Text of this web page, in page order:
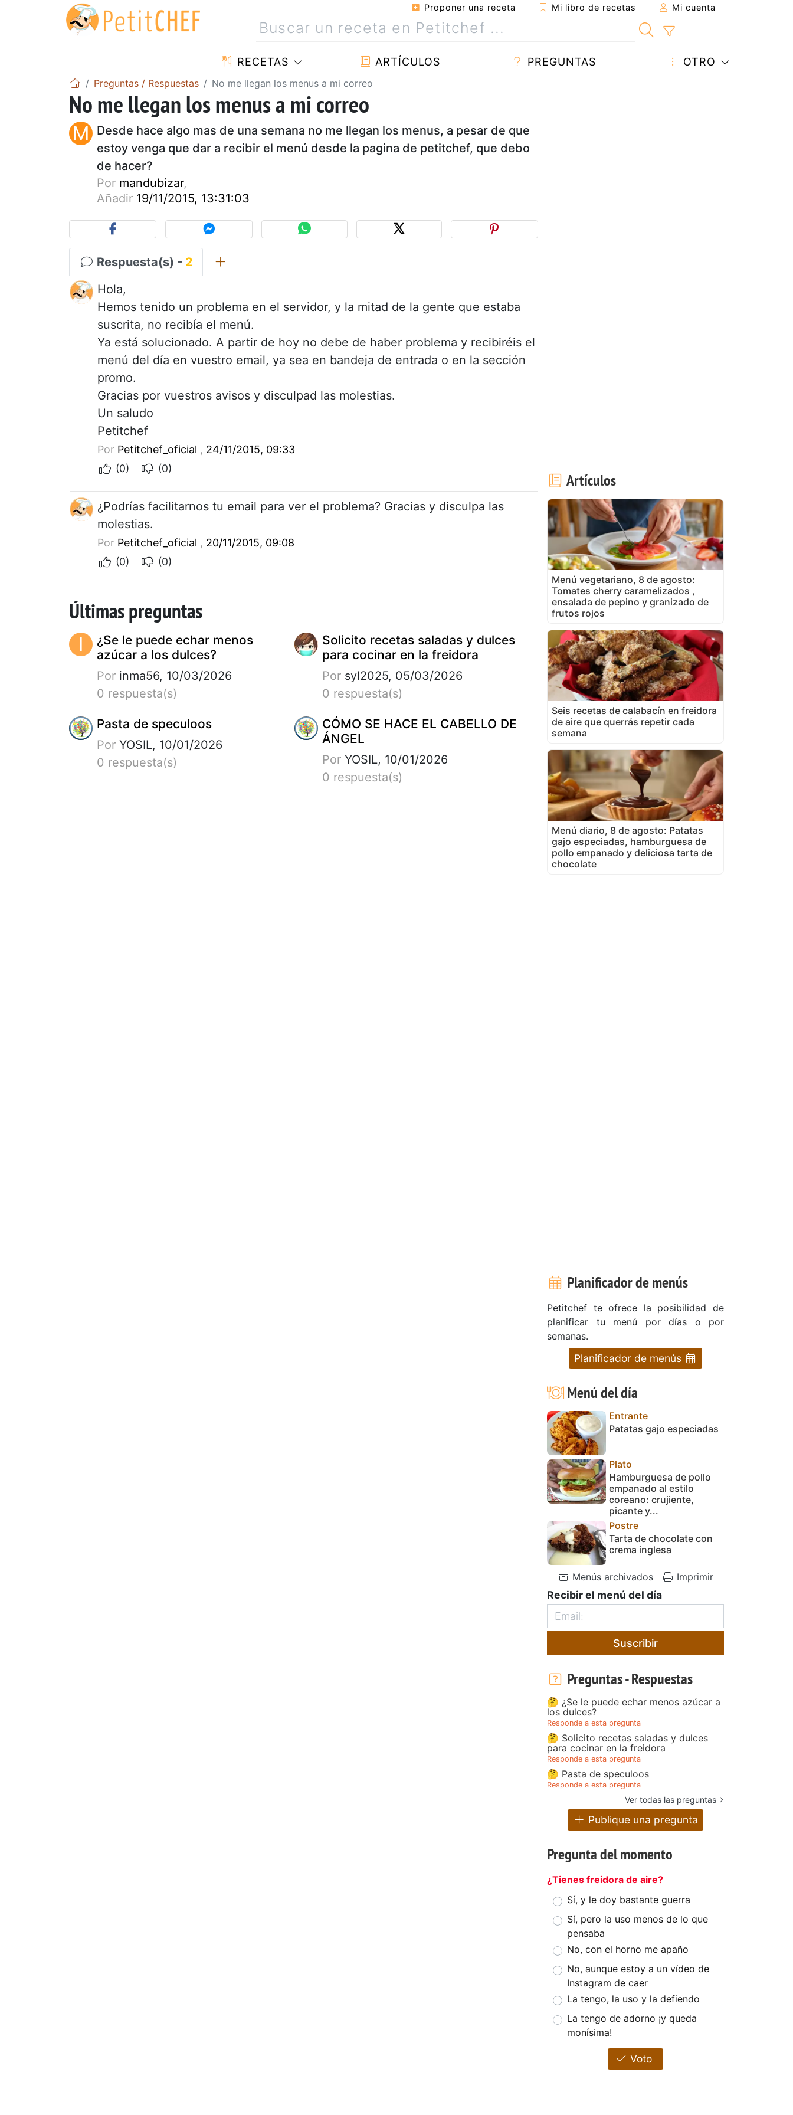
Proponer una receta Mi libro de recetas Mi cuenta
RECETAS ARTÍCULOS PREGUNTAS OTRO
Preguntas / Respuestas No me llegan los menus a mi correo
No me llegan los menus a mi correo
M Desde hace algo mas de una semana no me llegan los menus, a pesar de que
estoy venga que dar a recibir el menú desde la pagina de petitchef, que debo
de hacer?
Por mandubizar,
Añadir 19/11/2015, 13:31:03
Respuesta(s) - 2
Hola,
Hemos tenido un problema en el servidor, y la mitad de la gente que estaba
suscrita, no recibía el menú.
Ya está solucionado. A partir de hoy no debe de haber problema y recibiréis el
menú del día en vuestro email, ya sea en bandeja de entrada o en la sección
promo.
Gracias por vuestros avisos y disculpad las molestias.
Un saludo
Petitchef
Por Petitchef_oficial , 24/11/2015, 09:33
(0)
(0)
¿Podrías facilitarnos tu email para ver el problema? Gracias y disculpa las
molestias.
Por Petitchef_oficial , 20/11/2015, 09:08
(0)
(0)
Últimas preguntas
I
¿Se le puede echar menos
azúcar a los dulces?
Por inma56, 10/03/2026
0 respuesta(s)
Solicito recetas saladas y dulces
para cocinar en la freidora
Porsyl2025, 05/03/2026
0 respuesta(s)
Pasta de speculoos
Por YOSIL, 10/01/2026
0 respuesta(s)
CÓMO SE HACE EL CABELLO DE
ÁNGEL
PorYOSIL, 10/01/2026
0 respuesta(s)
Artículos
Menú vegetariano, 8 de agosto:
Tomates cherry caramelizados ,
ensalada de pepino y granizado de
frutos rojos
Seis recetas de calabacín en freidora
de aire que querrás repetir cada
semana
Menú diario, 8 de agosto: Patatas
gajo especiadas, hamburguesa de
pollo empanado y deliciosa tarta de
chocolate
Planificador de menús
Petitchef te ofrece la posibilidad de
planificar tu menú por días o por
semanas.
Planificador de menús
Menú del día
Entrante
Patatas gajo especiadas
Plato
Hamburguesa de pollo
empanado al estilo
coreano: crujiente,
picante y...
Postre
Tarta de chocolate con
crema inglesa
Menús archivados Imprimir
Recibir el menú del día
Suscribir
Preguntas - Respuestas
🤔 ¿Se le puede echar menos azúcar a
los dulces?
Responde a esta pregunta
🤔 Solicito recetas saladas y dulces
para cocinar en la freidora
Responde a esta pregunta
🤔 Pasta de speculoos
Responde a esta pregunta
Ver todas las preguntas
Publique una pregunta
Pregunta del momento
¿Tienes freidora de aire?
Sí, y le doy bastante guerra
Sí, pero la uso menos de lo que
pensaba
No, con el horno me apaño
No, aunque estoy a un vídeo de
Instagram de caer
La tengo, la uso y la defiendo
La tengo de adorno ¡y queda
monísima!
Voto